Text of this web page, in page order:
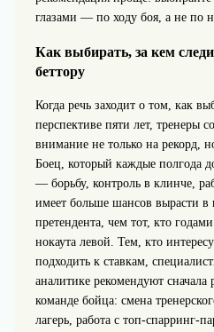
глазами — по ходу боя, а не по
Как выбирать, за кем
беттору
Когда речь заходит о том, как
перспективе пяти лет, тренеры
внимание не только на рекорд,
Боец, который каждые полгода
— борьбу, контроль в клинче,
имеет больше шансов вырасти в
претендента, чем тот, кто
нокаута левой. Тем, кто
подходить к ставкам,
аналитике рекомендуют сначала
команде бойца: смена
лагерь, работа с топ-спарринг-